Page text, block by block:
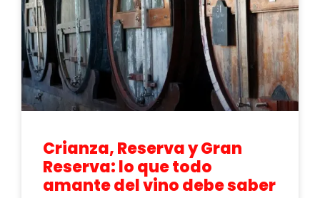
Crianza, Reserva y Gran
Reserva: lo que todo
amante del vino debe saber